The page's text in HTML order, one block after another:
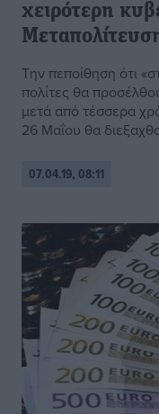
χειρότερη
Την πεποίθηση ότι
πολίτες θα
μετά από τέσσερα
26 Μαΐου θα
07.04.19, 08:11